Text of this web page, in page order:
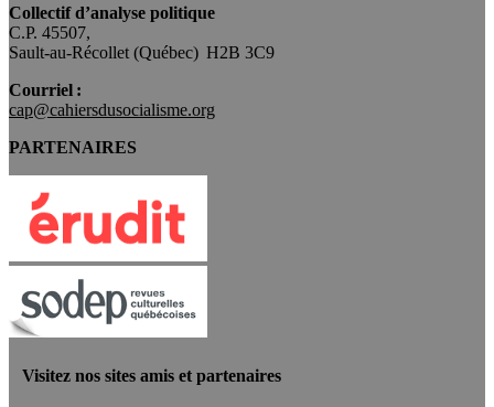
Collectif d’analyse politique
C.P. 45507,
Sault-au-Récollet (Québec) H2B 3C9
Courriel :
cap@cahiersdusocialisme.org
PARTENAIRES
Visitez nos sites amis et partenaires